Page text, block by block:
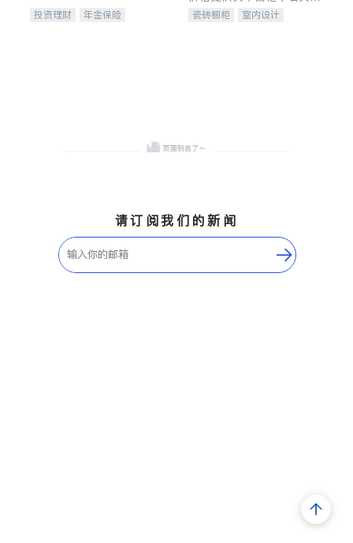
合，助力客户实现目标
投资理财
年金保险
台面，多种优质不锈钢水
瓷砖橱柜
室内设计
请订阅我们的新闻